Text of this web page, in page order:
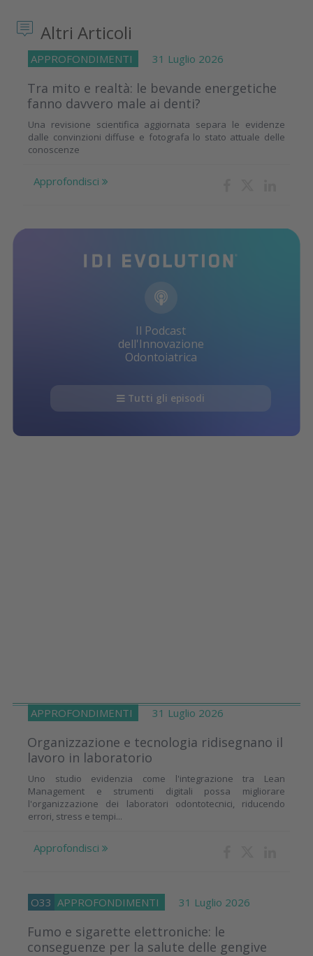
Altri Articoli
APPROFONDIMENTI 31 Luglio 2026
Tra mito e realtà: le bevande energetiche
fanno davvero male ai denti?
Una revisione scientifica aggiornata separa le evidenze
dalle convinzioni diffuse e fotografa lo stato attuale delle
conoscenze
Approfondisci
Il Podcast
dell'Innovazione
Odontoiatrica
Tutti gli episodi
APPROFONDIMENTI 31 Luglio 2026
Organizzazione e tecnologia ridisegnano il
lavoro in laboratorio
Uno studio evidenzia come l'integrazione tra Lean
Management e strumenti digitali possa migliorare
l'organizzazione dei laboratori odontotecnici, riducendo
errori, stress e tempi...
Approfondisci
O33 APPROFONDIMENTI 31 Luglio 2026
Fumo e sigarette elettroniche: le
conseguenze per la salute delle gengive